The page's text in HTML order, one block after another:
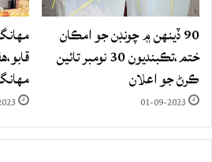
90 ڏينهن ۾ چونڊن جو امڪان
ختم،تڪبنديون 30 نومبر تائين
ڪرڻ جو اعلان
01-09-2023